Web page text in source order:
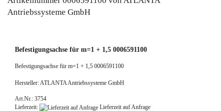
Befestigungsachse für m=1 + 1,5 0006591100
Befestigungsachse für m=1 + 1,5 0006591100
Hersteller: ATLANTA Antriebssysteme GmbH
Art.Nr.: 3754
Lieferzeit:
Lieferzeit auf Anfrage